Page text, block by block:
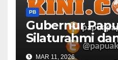
PB
Gubernur
Silaturahmi
Bersama DPR
MAR 11, 2026